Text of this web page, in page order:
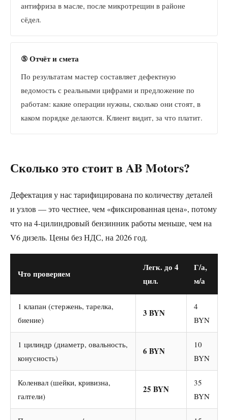
антифриза в масле, после микротрещин в районе
сёдел.
⑤ Отчёт и смета
По результатам мастер составляет дефектную
ведомость с реальными цифрами и предложение по
работам: какие операции нужны, сколько они стоят, в
каком порядке делаются. Клиент видит, за что платит.
Сколько это стоит в AB Motors?
Дефектация у нас тарифицирована по количеству деталей
и узлов — это честнее, чем «фиксированная цена», потому
что на 4-цилиндровый бензинник работы меньше, чем на
V6 дизель. Цены без НДС, на 2026 год.
Что проверяем
Легк. до 4
цил.
Г/а,
м/а
1 клапан (стержень, тарелка,
биение)
3 BYN
4
BYN
1 цилиндр (диаметр, овальность,
конусность)
6 BYN
10
BYN
Коленвал (шейки, кривизна,
галтели)
25 BYN
35
BYN